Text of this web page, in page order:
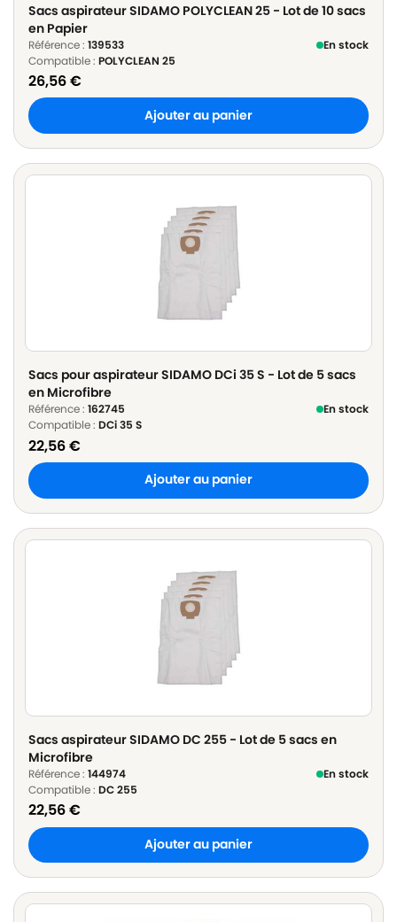
Sacs aspirateur SIDAMO POLYCLEAN 25 - Lot de 10 sacs
en Papier
Référence : 139533
En stock
Compatible : POLYCLEAN 25
26,56€
Ajouter au panier
Sacs pour aspirateur SIDAMO DCi 35 S - Lot de 5 sacs
en Microfibre
Référence : 162745
En stock
Compatible : DCi 35 S
22,56€
Ajouter au panier
Sacs aspirateur SIDAMO DC 255 - Lot de 5 sacs en
Microfibre
Référence : 144974
En stock
Compatible : DC 255
22,56€
Ajouter au panier